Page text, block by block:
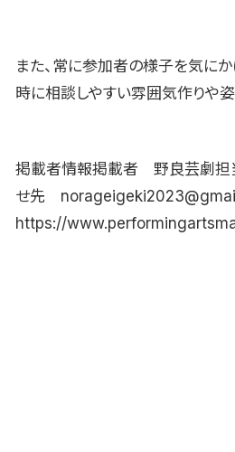
また、常に参加者の様子を気に
時に相談しやすい雰囲気作りや
掲載者情報掲載者 野良芸劇
せ先
https://